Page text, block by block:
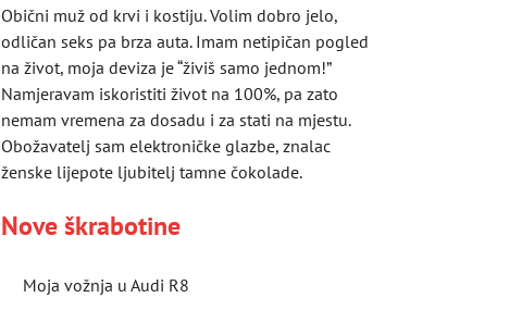
Obični muž od krvi i kostiju. Volim dobro jelo,
odličan seks pa brza auta. Imam netipičan pogled
na život, moja deviza je “živiš samo jednom!”
Namjeravam iskoristiti život na 100%, pa zato
nemam vremena za dosadu i za stati na mjestu.
Obožavatelj sam elektroničke glazbe, znalac
ženske lijepote ljubitelj tamne čokolade.
Nove škrabotine
Moja vožnja u Audi R8